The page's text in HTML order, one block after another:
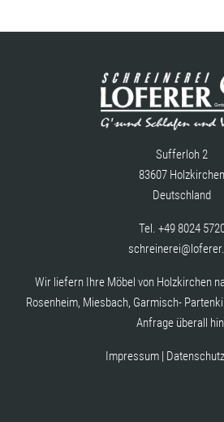
Sufferloh 2
83607 Holzkirchen
Deutschland
Tel. +49 8024
Wir liefern Ihre Möbel von Holzkirchen
Rosenheim, Miesbach, Garmisch-
Anfrage überall
Impressum Datenschutz